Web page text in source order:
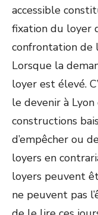
accessible
fixation du loyer
confrontation de
Lorsque la
loyer est élevé.
le devenir à
constructions
d’empêcher ou
loyers en
loyers peuvent
ne peuvent pas